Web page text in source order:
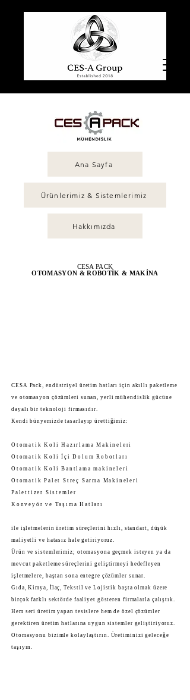
Ana Sayfa
Ürünlerimiz & Sistemlerimiz
Hakkımızda
CESA PACK
OTOMASYON & ROBOTİK & MAKİNA
CESA Pack, endüstriyel üretim hatları için akıllı paketleme
ve otomasyon çözümleri sunan, yerli mühendislik gücüne
dayalı bir teknoloji firmasıdır.
Kendi bünyemizde tasarlayıp ürettiğimiz:
Otomatik Koli Hazırlama Makineleri
Otomatik Koli İçi Dolum Robotları
Otomatik Koli Bantlama makineleri
Otomatik Palet Streç Sarma Makineleri
Palettizer Sistemler
Konveyör ve Taşıma Hatları
ile işletmelerin üretim süreçlerini hızlı, standart, düşük
maliyetli ve hatasız hale getiriyoruz.
Ürün ve sistemlerimiz; otomasyona geçmek isteyen ya da
mevcut paketleme süreçlerini geliştirmeyi hedefleyen
işletmelere, baştan sona entegre çözümler sunar.
Gıda, Kimya, İlaç, Tekstil ve Lojistik başta olmak üzere
birçok farklı sektörde faaliyet gösteren firmalarla çalıştık.
Hem seri üretim yapan tesislere hem de özel çözümler
gerektiren üretim hatlarına uygun sistemler geliştiriyoruz.
Otomasyonu bizimle kolaylaştırın. Üretiminizi geleceğe
taşıyın.